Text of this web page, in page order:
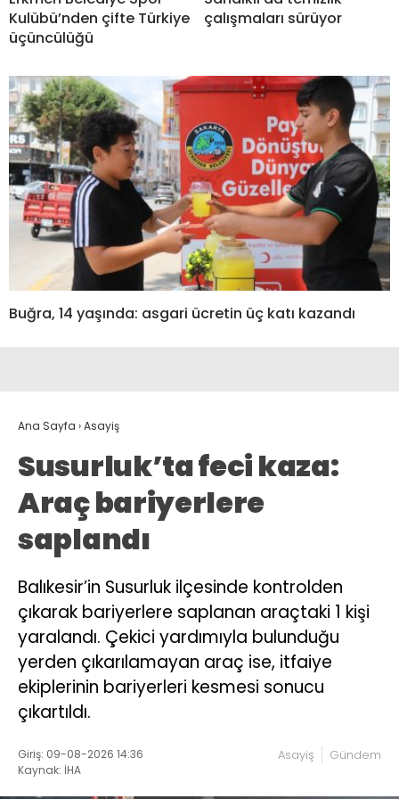
Kulübü’nden çifte Türkiye
üçüncülüğü
çalışmaları sürüyor
Buğra, 14 yaşında: asgari ücretin üç katı kazandı
Ana Sayfa ›Asayiş
Susurluk’ta feci kaza:
Araç bariyerlere
saplandı
Balıkesir’in Susurluk ilçesinde kontrolden
çıkarak bariyerlere saplanan araçtaki 1 kişi
yaralandı. Çekici yardımıyla bulunduğu
yerden çıkarılamayan araç ise, itfaiye
ekiplerinin bariyerleri kesmesi sonucu
çıkartıldı.
Giriş: 09-08-2026 14:36
Kaynak: İHA
Asayiş Gündem